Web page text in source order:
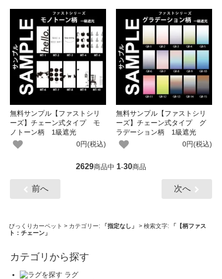
無料サンプル【ファストシリ
ーズ】チェーン式タイプ モ
ノトーン柄 1級遮光
0円(税込)
無料サンプル【ファストシリ
ーズ】チェーン式タイプ グ
ラデーション柄 1級遮光
0円(税込)
2629商品中 1-30商品
前へ 次へ
びっくりカーペット > カテゴリー: 「指定なし」 > 検索文字:
「【柄ファス
ト：チェーン」
カテゴリから探す
ラグ